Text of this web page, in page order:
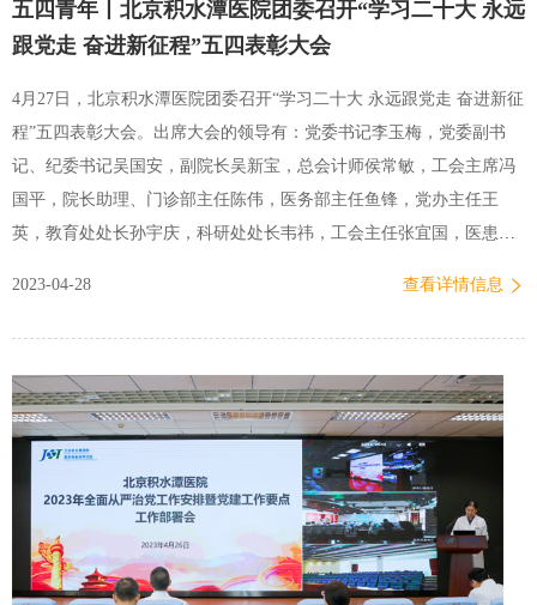
部5项、党员个人3项），明确工作内容和时限；分别召开党委理论中
心组学习（扩大）会、领导小组工作组会、支部书记和支委及党小组
会，组织深入学习，统一思想，明确目标任务。二是突出问题导向，
精准调研。为扎实推进调研，院党委明确了三条要求。要找准问题，
聚焦医院高质量发展的短板弱项、群众反映的高频问题和难题，摸清
底数，定好调研课题；靶向施策，针对问题深入调研，形成调…
五四青年丨北京积水潭医院团委召开“学习二十大 永远
跟党走 奋进新征程”五四表彰大会
4月27日，北京积水潭医院团委召开“学习二十大 永远跟党走 奋进新征
程”五四表彰大会。出席大会的领导有：党委书记李玉梅，党委副书
记、纪委书记吴国安，副院长吴新宝，总会计师侯常敏，工会主席冯
国平，院长助理、门诊部主任陈伟，医务部主任鱼锋，党办主任王
英，教育处处长孙宇庆，科研处处长韦祎，工会主任张宜国，医患办
各个岗位的团干部和青年代表。本次大会由团委书记王含主持。王含
员青年致以节日的问候。李书记指出，在过去的几年中，团委组织广
大团员青年紧紧围绕医院中心开展工作，推动人文医院建设，重视青
年人才培养，对团委的工作表示肯定。李书记代表院党委对广大团员
青年提出三点希望。第一，今年是全面贯彻党的二十大精神的开局之
年，也是医院高质量发展的关键之年，希望广大团员青年能把握机
会、发挥作用。第二，医院正着力推进“三中心一基地”（国家骨科…
2023-04-28 查看详情信息